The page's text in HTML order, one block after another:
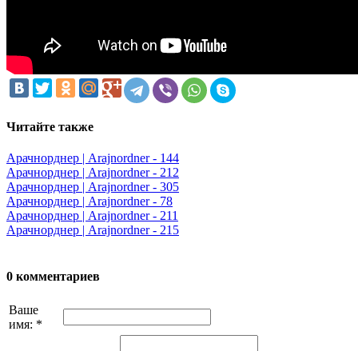
Читайте также
Арачнорднер | Arajnordner - 144
Арачнорднер | Arajnordner - 212
Арачнорднер | Arajnordner - 305
Арачнорднер | Arajnordner - 78
Арачнорднер | Arajnordner - 211
Арачнорднер | Arajnordner - 215
0 комментариев
Ваше
имя: *